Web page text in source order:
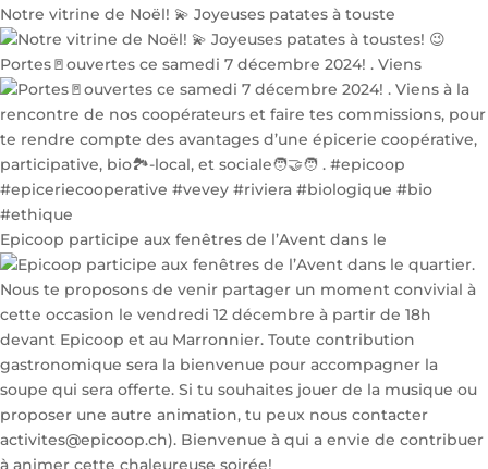
Notre vitrine de Noël! 💫 Joyeuses patates à touste
Portes🚪ouvertes ce samedi 7 décembre 2024! . Viens
Epicoop participe aux fenêtres de l’Avent dans le